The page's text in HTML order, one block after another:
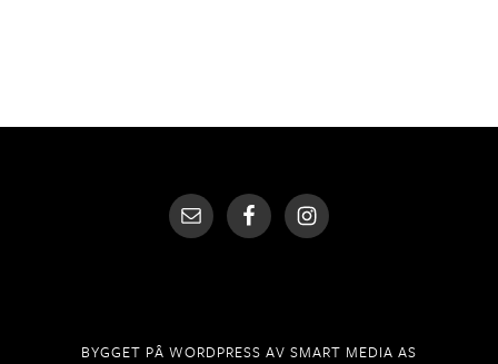
BYGGET PÅ WORDPRESS AV SMART MEDIA AS